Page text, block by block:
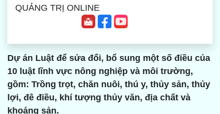
QUẢNG TRỊ ONLINE
Dự án Luật để sửa đổi, bổ sung một số điều của
10 luật lĩnh vực nông nghiệp và môi trường,
gồm: Trồng trọt, chăn nuôi, thú y, thủy sản, thủy
lợi, đê điều, khí tượng thủy văn, địa chất và
khoáng sản.